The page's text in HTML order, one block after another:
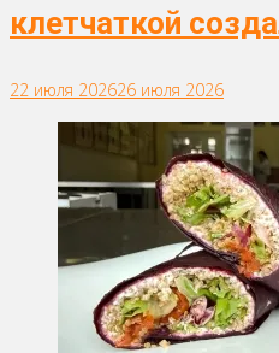
клетчаткой
22 июля 202626 июля 2026